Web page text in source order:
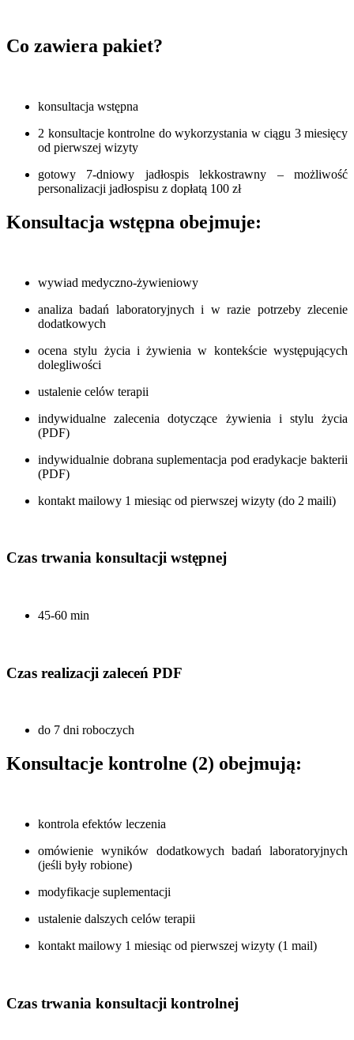
Co zawiera pakiet?
konsultacja wstępna
2 konsultacje kontrolne do wykorzystania w ciągu 3 miesięcy
od pierwszej wizyty
gotowy 7-dniowy jadłospis lekkostrawny – możliwość
personalizacji jadłospisu z dopłatą 100 zł
Konsultacja wstępna obejmuje:
wywiad medyczno-żywieniowy
analiza badań laboratoryjnych i w razie potrzeby zlecenie
dodatkowych
ocena stylu życia i żywienia w kontekście występujących
dolegliwości
ustalenie celów terapii
indywidualne zalecenia dotyczące żywienia i stylu życia
(PDF)
indywidualnie dobrana suplementacja pod eradykacje bakterii
(PDF)
kontakt mailowy 1 miesiąc od pierwszej wizyty (do 2 maili)
Czas trwania konsultacji wstępnej
45-60 min
Czas realizacji zaleceń PDF
do 7 dni roboczych
Konsultacje kontrolne (2) obejmują:
kontrola efektów leczenia
omówienie wyników dodatkowych badań laboratoryjnych
(jeśli były robione)
modyfikacje suplementacji
ustalenie dalszych celów terapii
kontakt mailowy 1 miesiąc od pierwszej wizyty (1 mail)
Czas trwania konsultacji kontrolnej